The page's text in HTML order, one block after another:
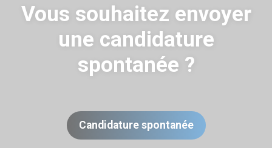
Vous souhaitez envoyer
une candidature
spontanée ?
Candidature spontanée